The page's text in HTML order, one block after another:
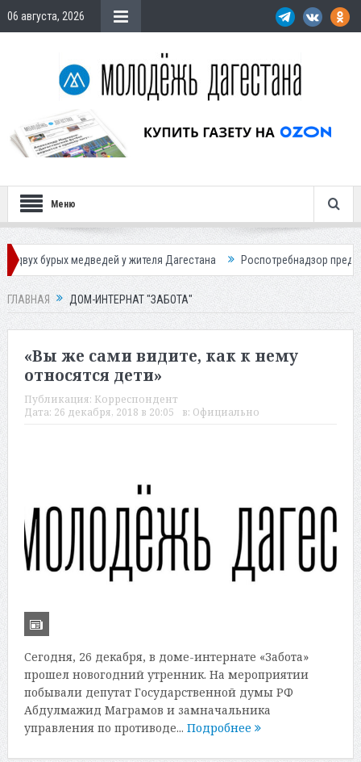
06 августа, 2026
Меню
медведей у жителя Дагестана Роспотребнадзор предупредил о
ГЛАВНАЯ ДОМ-ИНТЕРНАТ "ЗАБОТА"
«Вы же сами видите, как к нему
относятся дети»
Публикация: Корреспондент
Дата: 26 декабря, 2018 в 20:05 в: Официально
Сегодня, 26 декабря, в доме-интернате «Забота»
прошел новогодний утренник. На мероприятии
побывали депутат Государственной думы РФ
Абдулмажид Маграмов и замначальника
управления по противоде... Подробнее